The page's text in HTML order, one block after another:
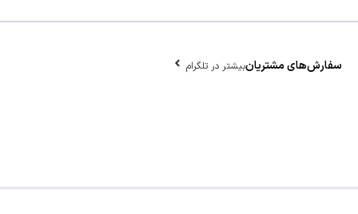
سفارش‌های مشتریانبیشتر در تلگرام